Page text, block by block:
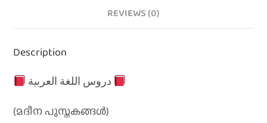
REVIEWS (0)
Description
(മദീന പുസ്തകങ്ങൾ)